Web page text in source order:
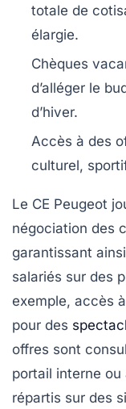
totale de
élargie.
Chèques
d’alléger le
d’hiver.
Accès à des
culturel,
Le CE Peugeot
négociation des
garantissant
salariés sur des
exemple, accès
pour des
offres sont
portail interne ou
répartis sur des